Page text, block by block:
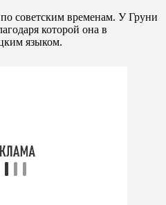
советским временам. У Груни
которой она в
языком.